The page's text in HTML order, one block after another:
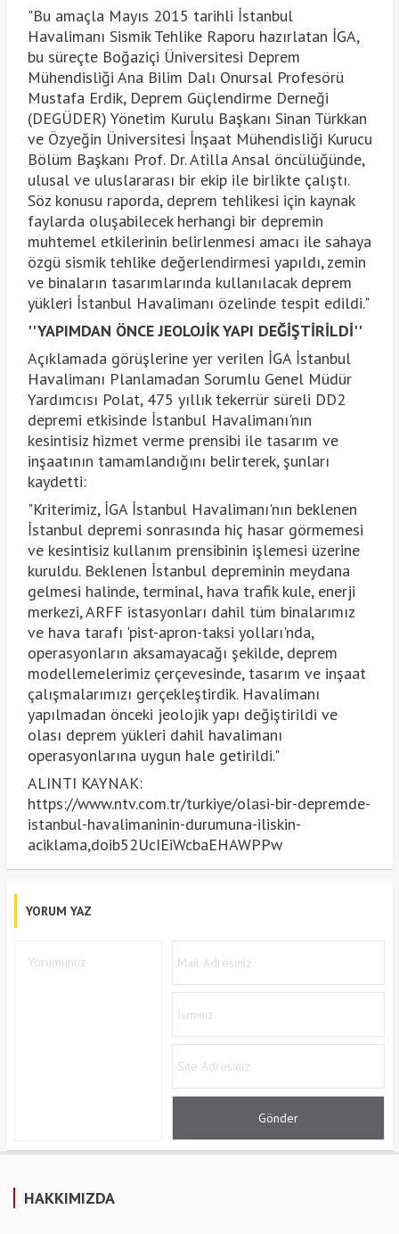
"Bu amaçla Mayıs 2015 tarihli İstanbul
Havalimanı Sismik Tehlike Raporu hazırlatan İGA,
bu süreçte Boğaziçi Üniversitesi Deprem
Mühendisliği Ana Bilim Dalı Onursal Profesörü
Mustafa Erdik, Deprem Güçlendirme Derneği
(DEGÜDER) Yönetim Kurulu Başkanı Sinan Türkkan
ve Özyeğin Üniversitesi İnşaat Mühendisliği Kurucu
Bölüm Başkanı Prof. Dr. Atilla Ansal öncülüğünde,
ulusal ve uluslararası bir ekip ile birlikte çalıştı.
Söz konusu raporda, deprem tehlikesi için kaynak
faylarda oluşabilecek herhangi bir depremin
muhtemel etkilerinin belirlenmesi amacı ile sahaya
özgü sismik tehlike değerlendirmesi yapıldı, zemin
ve binaların tasarımlarında kullanılacak deprem
yükleri İstanbul Havalimanı özelinde tespit edildi."
''YAPIMDAN ÖNCE JEOLOJİK YAPI DEĞİŞTİRİLDİ''
Açıklamada görüşlerine yer verilen İGA İstanbul
Havalimanı Planlamadan Sorumlu Genel Müdür
Yardımcısı Polat, 475 yıllık tekerrür süreli DD2
depremi etkisinde İstanbul Havalimanı'nın
kesintisiz hizmet verme prensibi ile tasarım ve
inşaatının tamamlandığını belirterek, şunları
kaydetti:
"Kriterimiz, İGA İstanbul Havalimanı'nın beklenen
İstanbul depremi sonrasında hiç hasar görmemesi
ve kesintisiz kullanım prensibinin işlemesi üzerine
kuruldu. Beklenen İstanbul depreminin meydana
gelmesi halinde, terminal, hava trafik kule, enerji
merkezi, ARFF istasyonları dahil tüm binalarımız
ve hava tarafı 'pist-apron-taksi yolları'nda,
operasyonların aksamayacağı şekilde, deprem
modellemelerimiz çerçevesinde, tasarım ve inşaat
çalışmalarımızı gerçekleştirdik. Havalimanı
yapılmadan önceki jeolojik yapı değiştirildi ve
olası deprem yükleri dahil havalimanı
operasyonlarına uygun hale getirildi."
ALINTI KAYNAK:
https://www.ntv.com.tr/turkiye/olasi-bir-depremde-
istanbul-havalimaninin-durumuna-iliskin-
aciklama,doib52UcIEiWcbaEHAWPPw
YORUM YAZ
HAKKIMIZDA